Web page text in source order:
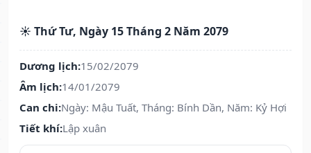
☀️ Thứ Tư, Ngày 15 Tháng 2 Năm 2079
Dương lịch:15/02/2079
Âm lịch:14/01/2079
Can chi:Ngày: Mậu Tuất, Tháng: Bính Dần, Năm: Kỷ Hợi
Tiết khí:Lập xuân